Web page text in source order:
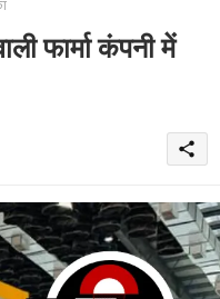
फार्मा कंपनी में
share